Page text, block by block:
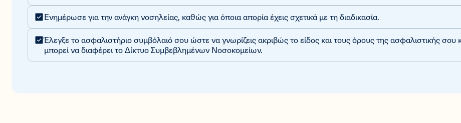
Ενημέρωσε για την ανάγκη νοσηλείας, καθώς για όποια απορία έχεις σχετικά με τη διαδικασία.
Έλεγξε το ασφαλιστήριο συμβόλαιό σου ώστε να γνωρίζεις ακριβώς το είδος και τους όρους της ασφαλιστικής
μπορεί να διαφέρει το Δίκτυο Συμβεβλημένων Νοσοκομείων.